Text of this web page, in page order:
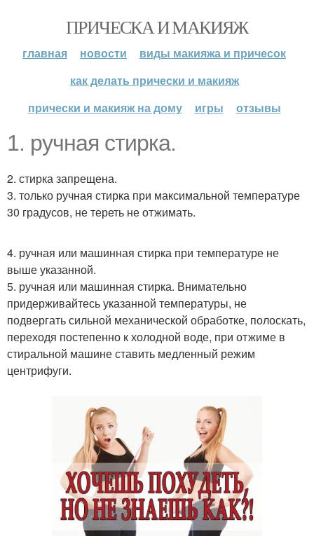
ПРИЧЕСКА И МАКИЯЖ
главная новости
виды макияжа и причесок
как делать прически и макияж
прически и макияж на дому
игры отзывы
1. ручная стирка.
2. стирка запрещена.
3. только ручная стирка при максимальной температуре
30 градусов, не тереть не отжимать.
4. ручная или машинная стирка при температуре не
выше указанной.
5. ручная или машинная стирка. Внимательно
придерживайтесь указанной температуры, не
подвергать сильной механической обработке, полоскать,
переходя постепенно к холодной воде, при отжиме в
стиральной машине ставить медленный режим
центрифуги.